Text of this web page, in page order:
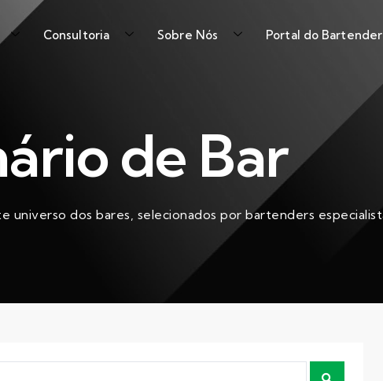
Consultoria Sobre Nós Portal do Bartender
de Bar
universo dos bares, selecionados por bartenders